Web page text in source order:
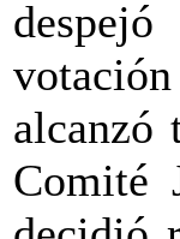
alcanzó
Comité